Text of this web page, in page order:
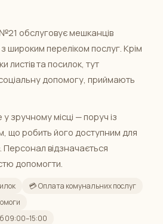
обслуговує мешканців
широким переліком послуг. Крім
листів та посилок, тут
допомогу, приймають
зручному місці — поруч із
що робить його доступним для
Персонал відзначається
допомогти.
💳 Оплата комунальних послуг
09:00–15:00